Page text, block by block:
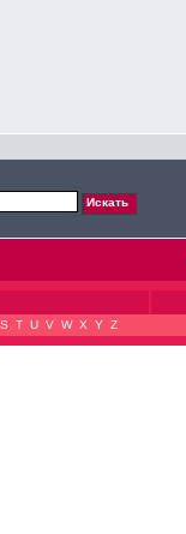
S T U V W X Y Z